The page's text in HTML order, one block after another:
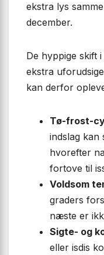
ekstra lys
december.
De hyppige skift
ekstra
kan derfor
Tø-frost-
indslag kan
hvorefter
fortove til
Voldsom
graders
næste er
Sigte- og
eller isdis